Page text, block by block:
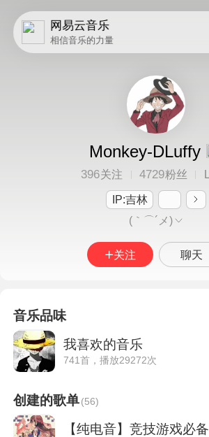
网易云音乐
相信音乐的力量
Monkey-DLuffy
396关注 4729粉丝
IP:吉林
(｀⌒´メ)
关注 聊天
音乐品味
我喜欢的音乐
741首，播放29272次
创建的歌单(56)
【纯电音】竞技游戏必备